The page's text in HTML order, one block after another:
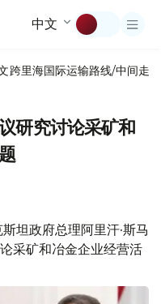
中文
跨里海国际运输路线/中间走廊
研究讨论采矿和
坦政府总理阿里汗·斯马
采矿和冶金企业经营活